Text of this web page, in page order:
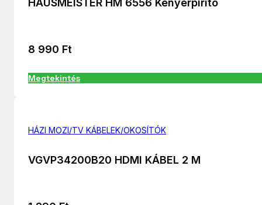
HAUSMEISTER HM 6556 Kenyérpirító
8 990 Ft
Megtekintés
HÁZI MOZI/TV KÁBELEK/OKOSÍTÓK
VGVP34200B20 HDMI KÁBEL 2 M